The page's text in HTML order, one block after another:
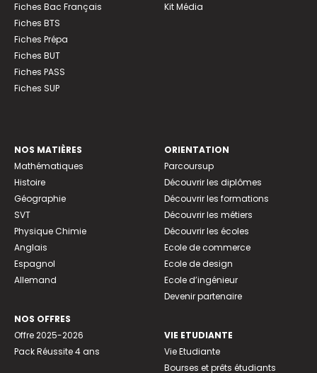
Fiches Bac Français
Fiches BTS
Fiches Prépa
Fiches BUT
Fiches PASS
Fiches SUP
Kit Média
NOS MATIÈRES
Mathématiques
Histoire
Géographie
SVT
Physique Chimie
Anglais
Espagnol
Allemand
NOS OFFRES
Offre 2025-2026
Pack Réussite 4 ans
ORIENTATION
Parcoursup
Découvrir les diplômes
Découvrir les formations
Découvrir les métiers
Découvrir les écoles
Ecole de commerce
Ecole de design
Ecole d’ingénieur
Devenir partenaire
VIE ETUDIANTE
Vie Etudiante
Bourses et prêts étudiants